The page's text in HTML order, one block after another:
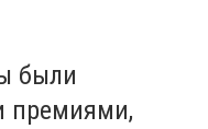
были
премиями,